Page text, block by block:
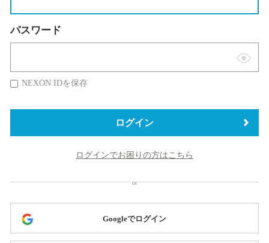
パスワード
表
替
NEXON IDを保存
ログイン
ログインでお困りの方はこちら
Googleでログイン